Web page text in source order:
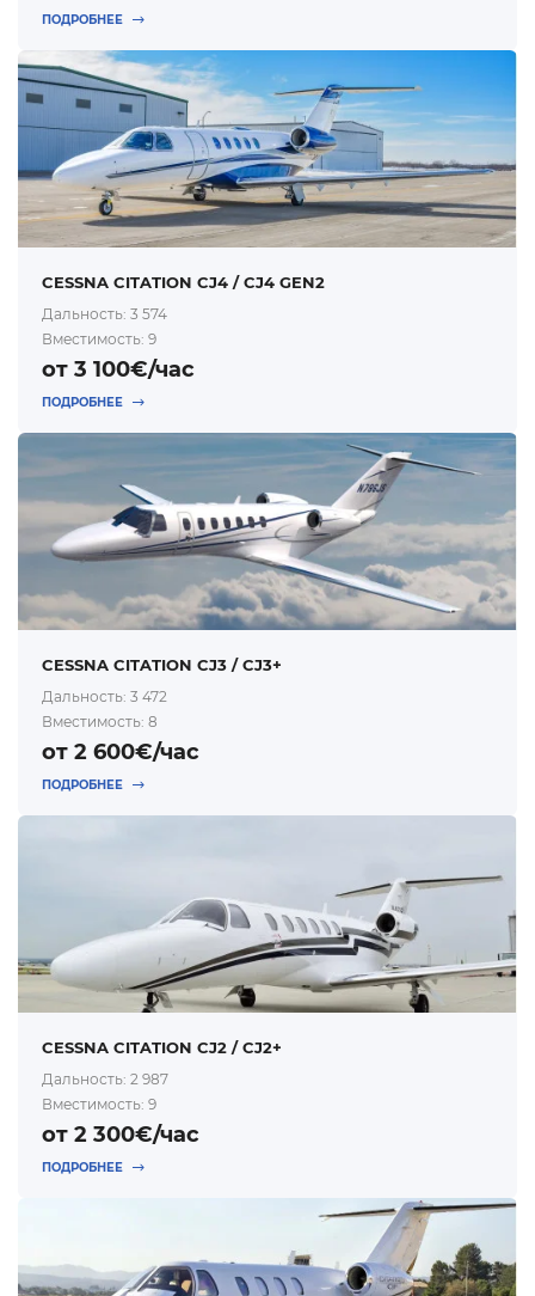
ПОДРОБНЕЕ
CESSNA CITATION CJ4 / CJ4 GEN2
Дальность: 3 574
Вместимость: 9
от 3 100€/час
ПОДРОБНЕЕ
CESSNA CITATION CJ3 / CJ3+
Дальность: 3 472
Вместимость: 8
от 2 600€/час
ПОДРОБНЕЕ
CESSNA CITATION CJ2 / CJ2+
Дальность: 2 987
Вместимость: 9
от 2 300€/час
ПОДРОБНЕЕ